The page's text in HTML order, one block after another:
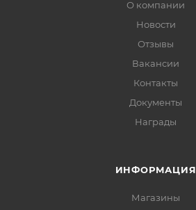
О компании
Новости
Отзывы
Вакансии
Контакты
Документы
Награды
ИНФОРМАЦИЯ
Магазины